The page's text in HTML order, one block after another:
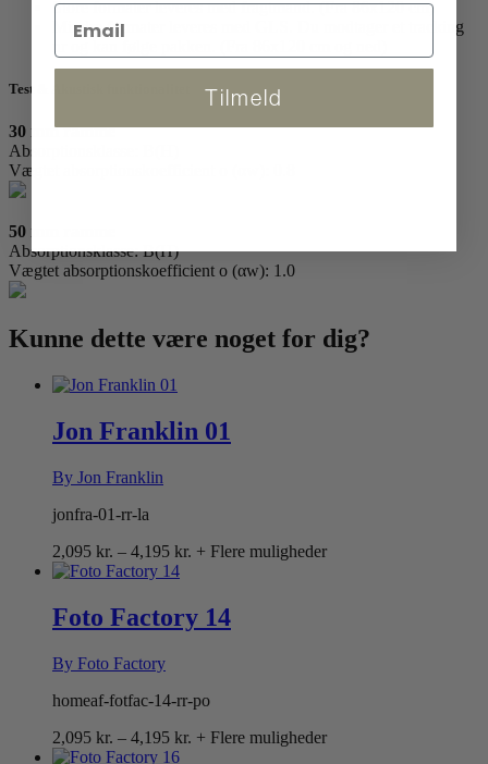
Store formater leveres med fragtmand. (Fra 86x120 cm)
Mindre formater leveres med GLS. Du modtager et tracking
Test & Akustisk funktionalitet
30 mm ramme
Absorptionsklasse: B(H)
Vægtet absorptionskoefficient o (αw): 0.8
50 mm ramme
Absorptionsklasse: B(H)
Vægtet absorptionskoefficient o (αw): 1.0
Kunne dette være noget for dig?
Jon Franklin 01
By Jon Franklin
jonfra-01-rr-la
2,095 kr. – 4,195 kr. Prisinterval:
4,195 kr.
+ Flere muligheder
Foto Factory 14
By Foto Factory
homeaf-fotfac-14-rr-po
2,095 kr. – 4,195 kr. Prisinterval:
+ Flere muligheder
Tilmeld